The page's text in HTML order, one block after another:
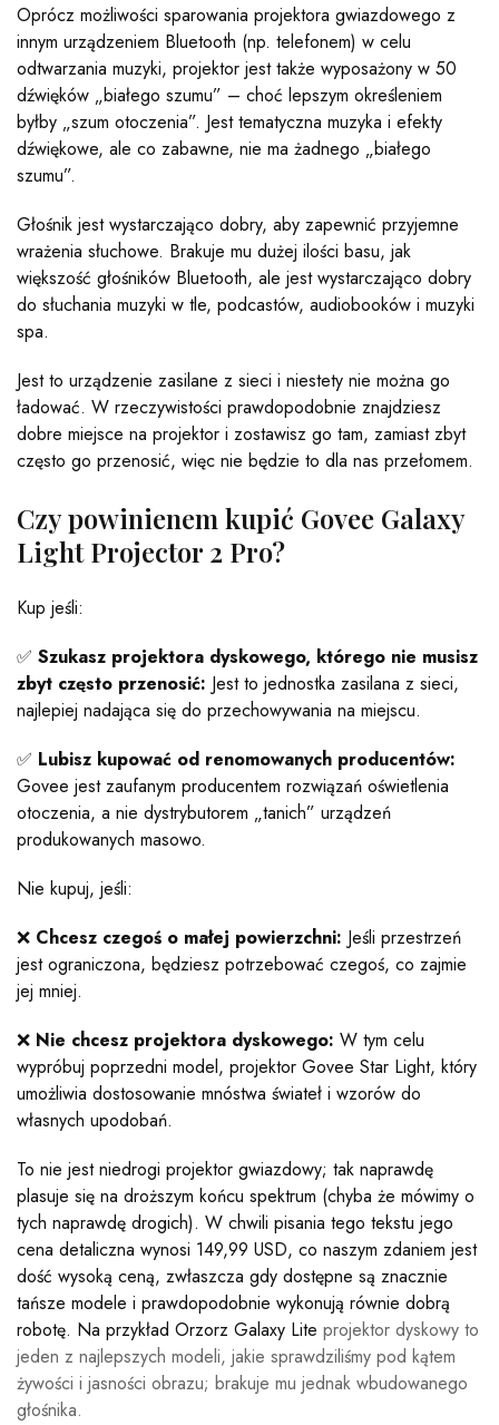
Oprócz możliwości sparowania projektora gwiazdowego z
innym urządzeniem Bluetooth (np. telefonem) w celu
odtwarzania muzyki, projektor jest także wyposażony w 50
dźwięków „białego szumu” – choć lepszym określeniem
byłby „szum otoczenia”. Jest tematyczna muzyka i efekty
dźwiękowe, ale co zabawne, nie ma żadnego „białego
szumu”.
Głośnik jest wystarczająco dobry, aby zapewnić przyjemne
wrażenia słuchowe. Brakuje mu dużej ilości basu, jak
większość głośników Bluetooth, ale jest wystarczająco dobry
do słuchania muzyki w tle, podcastów, audiobooków i muzyki
spa.
Jest to urządzenie zasilane z sieci i niestety nie można go
ładować. W rzeczywistości prawdopodobnie znajdziesz
dobre miejsce na projektor i zostawisz go tam, zamiast zbyt
często go przenosić, więc nie będzie to dla nas przełomem.
Czy powinienem kupić Govee Galaxy
Light Projector 2 Pro?
Kup jeśli:
✅ Szukasz projektora dyskowego, którego nie musisz
zbyt często przenosić: Jest to jednostka zasilana z sieci,
najlepiej nadająca się do przechowywania na miejscu.
✅ Lubisz kupować od renomowanych producentów:
Govee jest zaufanym producentem rozwiązań oświetlenia
otoczenia, a nie dystrybutorem „tanich” urządzeń
produkowanych masowo.
Nie kupuj, jeśli:
❌ Chcesz czegoś o małej powierzchni: Jeśli przestrzeń
jest ograniczona, będziesz potrzebować czegoś, co zajmie
jej mniej.
❌ Nie chcesz projektora dyskowego: W tym celu
wypróbuj poprzedni model, projektor Govee Star Light, który
umożliwia dostosowanie mnóstwa świateł i wzorów do
własnych upodobań.
To nie jest niedrogi projektor gwiazdowy; tak naprawdę
plasuje się na droższym końcu spektrum (chyba że mówimy o
tych naprawdę drogich). W chwili pisania tego tekstu jego
cena detaliczna wynosi 149,99 USD, co naszym zdaniem jest
dość wysoką ceną, zwłaszcza gdy dostępne są znacznie
tańsze modele i prawdopodobnie wykonują równie dobrą
robotę. Na przykład Orzorz Galaxy Lite projektor dyskowy to
jeden z najlepszych modeli, jakie sprawdziliśmy pod kątem
żywości i jasności obrazu; brakuje mu jednak wbudowanego
głośnika.